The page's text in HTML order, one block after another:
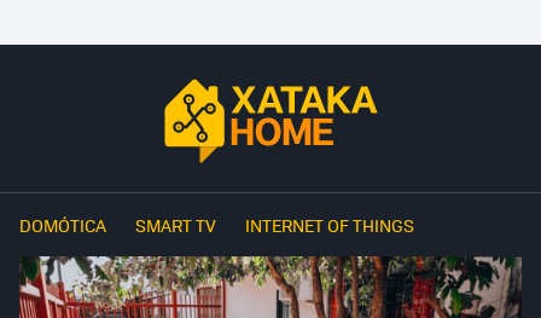
DOMÓTICA SMART TV INTERNET OF THINGS